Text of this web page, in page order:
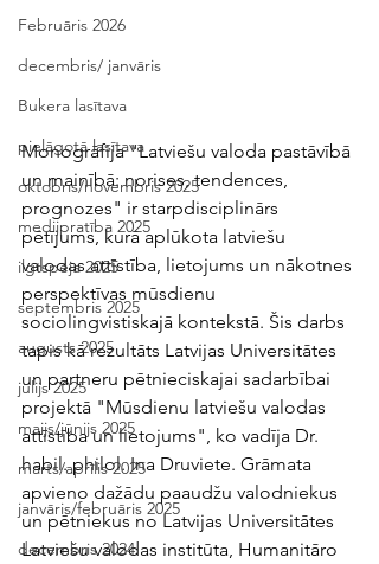
Februāris 2026
decembris/ janvāris
Bukera lasītava
pielāgotā lasītava
oktobris/novembris 2025
medijpratība 2025
ilgtspēja 2025
septembris 2025
augusts 2025
jūlijs 2025
maijs/jūnijs 2025
marts/aprīlis 2025
janvāris/februāris 2025
decembris 2024
Monogrāfija "Latviešu valoda pastāvībā
un mainībā: norises, tendences,
prognozes" ir starpdisciplinārs
pētījums, kurā aplūkota latviešu
valodas attīstība, lietojums un nākotnes
perspektīvas mūsdienu
sociolingvistiskajā kontekstā. Šis darbs
tapis kā rezultāts Latvijas Universitātes
un partneru pētnieciskajai sadarbībai
projektā "Mūsdienu latviešu valodas
attīstība un lietojums", ko vadīja Dr.
habil. philol. Ina Druviete. Grāmata
apvieno dažādu paaudžu valodniekus
un pētniekus no Latvijas Universitātes
Latviešu valodas institūta, Humanitāro